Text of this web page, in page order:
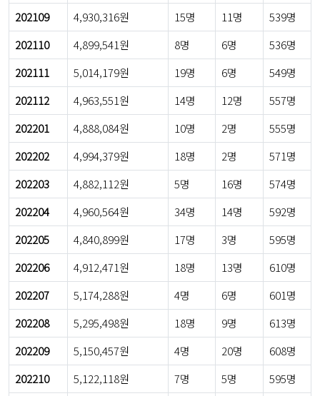
202109
4,930,316원 15명 11명
539명
202110
4,899,541원 8명 6명
536명
202111
5,014,179원 19명 6명
549명
202112
4,963,551원 14명 12명
557명
202201
4,888,084원 10명 2명
555명
202202
4,994,379원 18명 2명
571명
202203
4,882,112원 5명 16명
574명
202204
4,960,564원 34명 14명
592명
202205
4,840,899원 17명 3명
595명
202206
4,912,471원 18명 13명
610명
202207
5,174,288원 4명 6명
601명
202208
5,295,498원 18명 9명
613명
202209
5,150,457원 4명 20명
608명
202210
5,122,118원 7명 5명 595명